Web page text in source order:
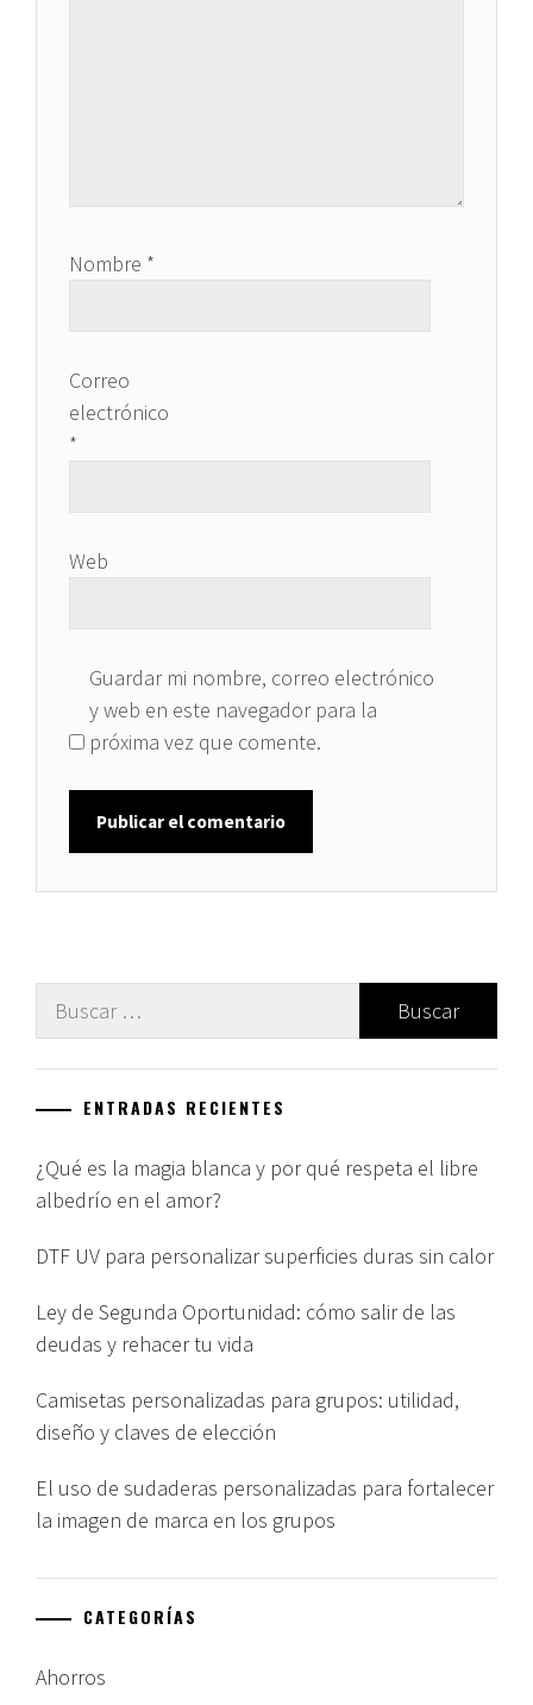
Nombre *
Correo
electrónico
*
Web
Guardar mi nombre, correo electrónico
y web en este navegador para la
próxima vez que comente.
Buscar:
ENTRADAS RECIENTES
¿Qué es la magia blanca y por qué respeta el libre
albedrío en el amor?
DTF UV para personalizar superficies duras sin calor
Ley de Segunda Oportunidad: cómo salir de las
deudas y rehacer tu vida
Camisetas personalizadas para grupos: utilidad,
diseño y claves de elección
El uso de sudaderas personalizadas para fortalecer
la imagen de marca en los grupos
CATEGORÍAS
Ahorros